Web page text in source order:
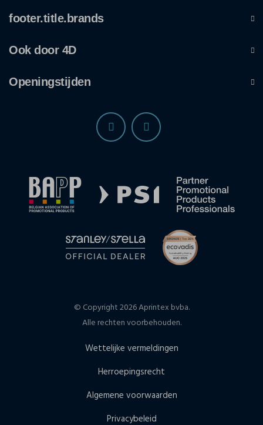
footer.title.brands
Ook door 4D
Openingstijden
© Copyright 2026 Aprintex bvba.
Alle rechten voorbehouden.
Wettelijke vermeldingen
Herroepingsrecht
Algemene voorwaarden
Privacybeleid